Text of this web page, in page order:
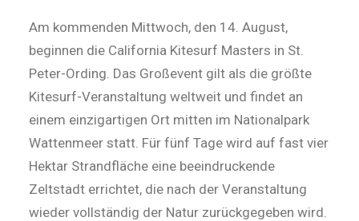
Am kommenden Mittwoch, den 14. August,
beginnen die California Kitesurf Masters in St.
Peter-Ording. Das Großevent gilt als die größte
Kitesurf-Veranstaltung weltweit und findet an
einem einzigartigen Ort mitten im Nationalpark
Wattenmeer statt. Für fünf Tage wird auf fast vier
Hektar Strandfläche eine beeindruckende
Zeltstadt errichtet, die nach der Veranstaltung
wieder vollständig der Natur zurückgegeben wird.